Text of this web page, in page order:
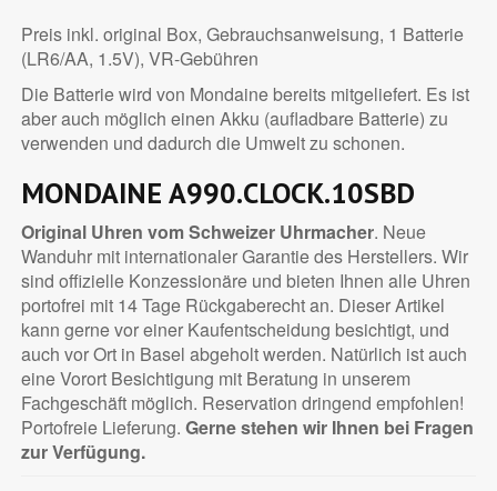
Preis inkl. original Box, Gebrauchsanweisung, 1 Batterie
(LR6/AA, 1.5V), VR-Gebühren
Die Batterie wird von Mondaine bereits mitgeliefert. Es ist
aber auch möglich einen Akku (aufladbare Batterie) zu
verwenden und dadurch die Umwelt zu schonen.
MONDAINE A990.CLOCK.10SBD
Original Uhren vom Schweizer Uhrmacher. Neue
Wanduhr mit internationaler Garantie des Herstellers. Wir
sind offizielle Konzessionäre und bieten Ihnen alle Uhren
portofrei mit 14 Tage Rückgaberecht an. Dieser Artikel
kann gerne vor einer Kaufentscheidung besichtigt, und
auch vor Ort in Basel abgeholt werden. Natürlich ist auch
eine Vorort Besichtigung mit Beratung in unserem
Fachgeschäft möglich. Reservation dringend empfohlen!
Portofreie Lieferung. Gerne stehen wir Ihnen bei Fragen
zur Verfügung.